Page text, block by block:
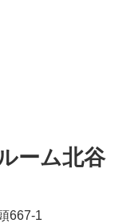
ーム北谷
667-1